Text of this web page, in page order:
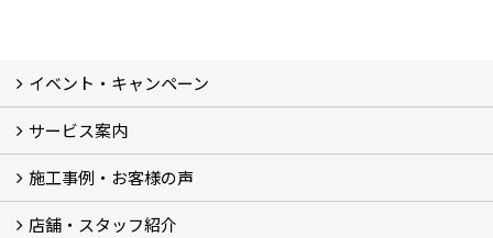
イベント・キャンペーン
最新のイベント・キャンペーン情報
過去のイベント・キャンペーン
サービス案内
リフォームメニュー (17)
マンションリノベ
外壁塗装リフォーム
防音室リフォーム
近鉄不動産のドッグリフォーム by K・DogSpa
住まいの無料点検
リフォームの流れ
リフォーム成功のQ＆A
保証とアフターサービス
私たちが大切にしていること
安心のリフォーム体制
施工担当者の想い
多種多様なニーズに応える提案力
施工事例・お客様の声
施工事例集
ビフォーアフター集
お客様の声
店舗・スタッフ紹介